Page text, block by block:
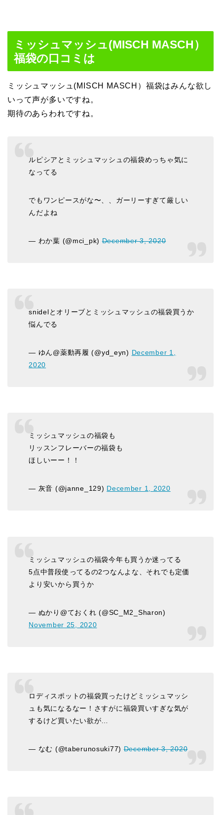
ミッシュマッシュ(MISCH MASCH）
福袋の口コミは
ミッシュマッシュ(MISCH MASCH）福袋はみんな欲し
いって声が多いですね。
期待のあらわれですね。
ルピシアとミッシュマッシュの福袋めっちゃ気に
なってる
でもワンピースがな〜、、ガーリーすぎて厳しい
んだよね
— わか葉 (@mci_pk)December 3, 2020
snidelとオリーブとミッシュマッシュの福袋買うか
悩んでる
— ゆん@薬動再履 (@yd_eyn) December 1,
2020
ミッシュマッシュの福袋も
リッスンフレーバーの福袋も
ほしいーー！！
— 灰音 (@janne_129) December 1, 2020
ミッシュマッシュの福袋今年も買うか迷ってる
5点中普段使ってるの2つなんよな、それでも定価
より安いから買うか
— ぬかり@ておくれ (@SC_M2_Sharon)
November 25, 2020
ロディスポットの福袋買ったけどミッシュマッシ
ュも気になるなー！さすがに福袋買いすぎな気が
するけど買いたい欲が…
— なむ (@taberunosuki77)December 3, 2020